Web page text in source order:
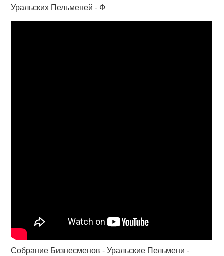
Уральских Пельменей - Ф
Собрание Бизнесменов - Уральские Пельмени -